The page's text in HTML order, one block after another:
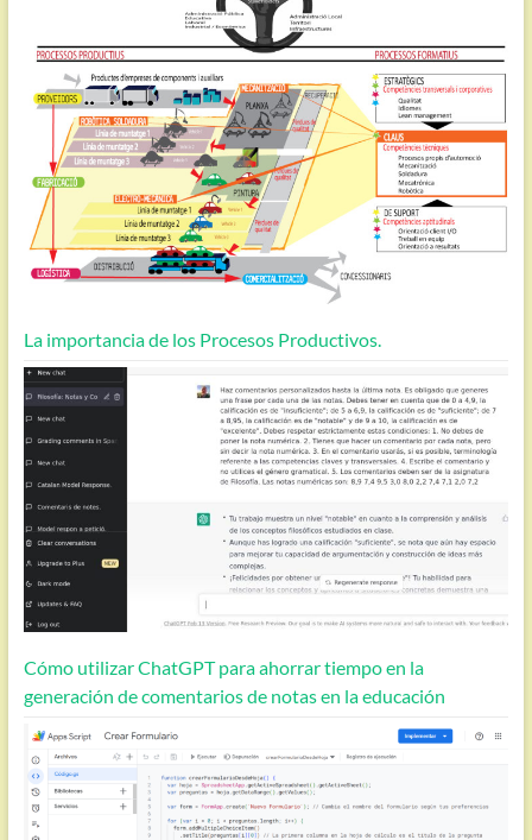
La importancia de los Procesos Productivos.
Cómo utilizar ChatGPT para ahorrar tiempo en la
generación de comentarios de notas en la educación